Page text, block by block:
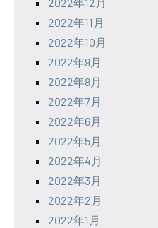
2022年11月
2022年10月
2022年9月
2022年8月
2022年7月
2022年6月
2022年5月
2022年4月
2022年3月
2022年2月
2022年1月